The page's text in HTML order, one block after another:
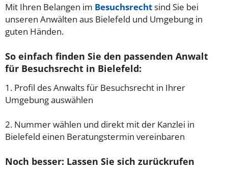
Mit Ihren Belangen im Besuchsrechtsind Sie bei
unseren Anwälten aus Bielefeld und Umgebung in
guten Händen.
So einfach finden Sie den passenden Anwalt
für Besuchsrecht in Bielefeld:
1. Profil des Anwalts für Besuchsrecht in Ihrer
Umgebung auswählen
2. Nummer wählen und direkt mit der Kanzlei in
Bielefeld einen Beratungstermin vereinbaren
Noch besser: Lassen Sie sich zurückrufen